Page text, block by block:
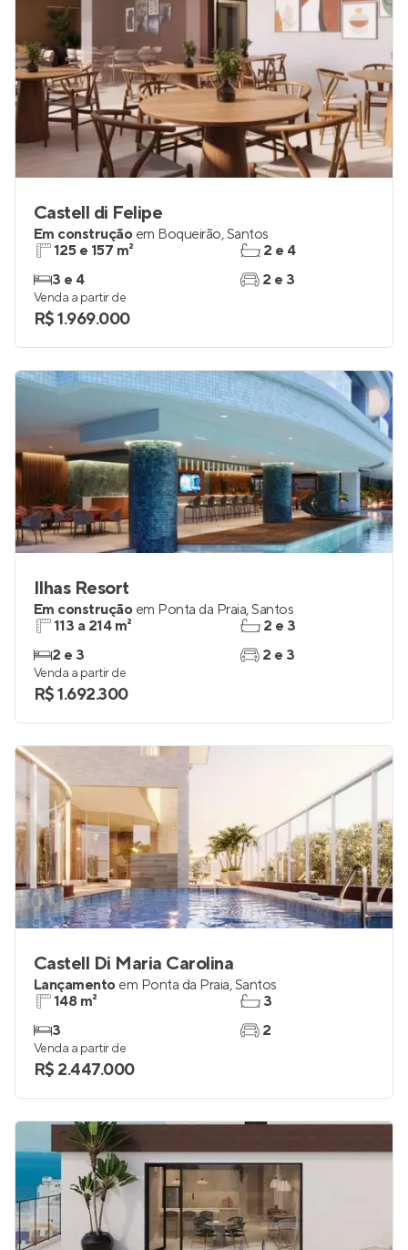
Castell di Felipe
Em construção em Boqueirão,Santos
125 e 157 m²
3 e 4
2 e 4
2 e 3
Venda a partir de
R$ 1.969.000
Ilhas Resort
Em construção em Ponta da Praia,Santos
113 a 214 m²
2 e 3
2 e 3
2 e 3
Venda a partir de
R$ 1.692.300
Castell Di Maria Carolina
Lançamento em Ponta da Praia,Santos
148 m²
3
3
2
Venda a partir de
R$ 2.447.000